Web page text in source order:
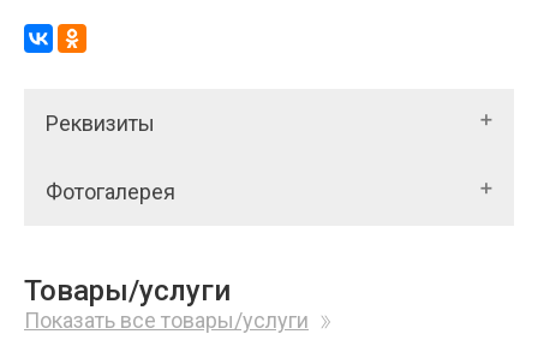
Реквизиты
Фотогалерея
Товары/услуги
Показать все товары/услуги